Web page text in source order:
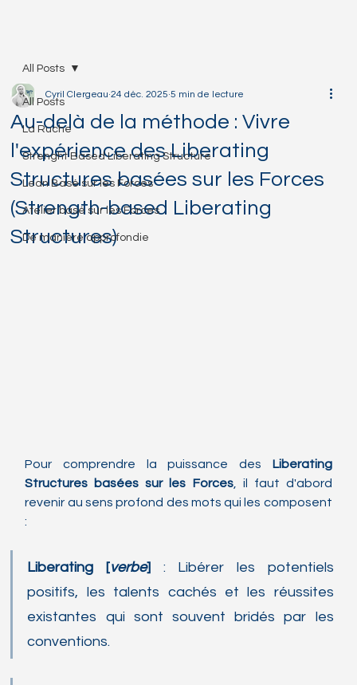
All Posts
La Ruche
Strenght Based Liberating Structure
Lean Basé sur les Forces
Atelier basé sur les Forces
De manière approfondie
All Posts
Au-delà de la méthode : Vivre
l'expérience des Liberating
Structures basées sur les Forces
(Strength-based Liberating
Structures)
Cyril Clergeau 24 déc. 2025 5 min de lecture
Pour comprendre la puissance des Liberating
Structures basées sur les Forces, il faut d'abord
revenir au sens profond des mots qui les composent
:
Liberating [verbe] : Libérer les potentiels
positifs, les talents cachés et les réussites
existantes qui sont souvent bridés par les
conventions.